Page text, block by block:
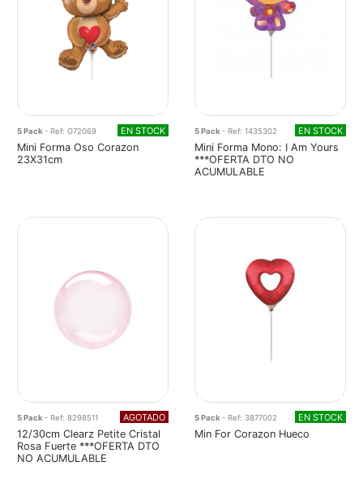
5 Pack - Ref: G72069 EN STOCK
Mini Forma Oso Corazon
23X31cm
5 Pack - Ref: 1435302 EN STOCK
Mini Forma Mono: I Am Yours
***OFERTA DTO NO
ACUMULABLE
5 Pack- Ref: 8298511 AGOTADO
12/30cm Clearz Petite Cristal
Rosa Fuerte ***OFERTA DTO
NO ACUMULABLE
5 Pack- Ref: 3877002 EN STOCK
Min For Corazon Hueco